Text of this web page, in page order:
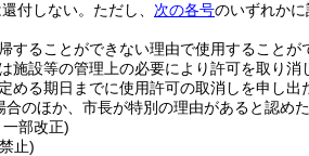
付しない。 ただし、 次の各号のいずれか
することができない理由で使用することが
施設等の管理上の必要により許可を取り消
める期日までに使用許可の取消しを申し
合のほか、市長が特別の理由があると認めた
部改正)
止)